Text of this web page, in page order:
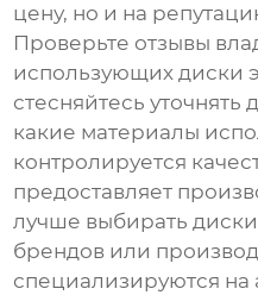
цену, но и на
Проверьте отзывы
использующих диски
стесняйтесь уточнять
какие материалы
контролируется
предоставляет
лучше выбирать
брендов или
специализируются на